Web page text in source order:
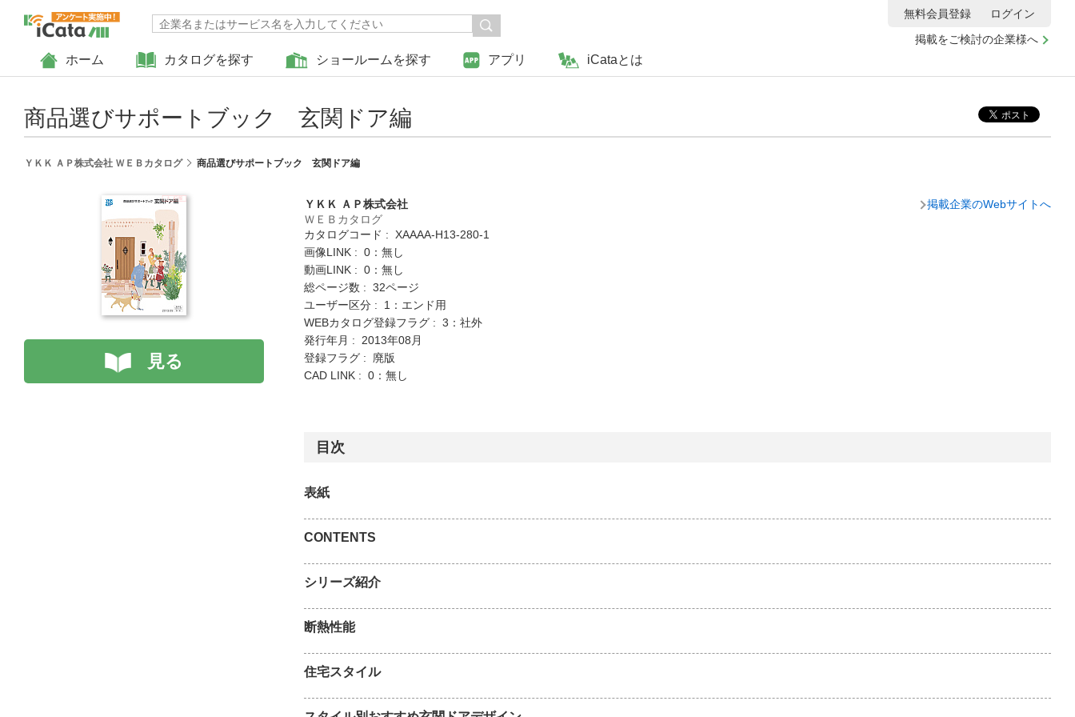
ホーム カタログを探す ショールームを探す アプリ iCataとは
掲載をご検討の企業様へ
無料会員登録 ログイン
商品選びサポートブック 玄関ドア編
ＹＫＫ ＡＰ株式会社 ＷＥＢカタログ 商品選びサポートブック 玄関ドア編
見る
ＹＫＫ ＡＰ株式会社
ＷＥＢカタログ
カタログコード : XAAAA-H13-280-1
画像LINK : 0：無し
動画LINK : 0：無し
総ページ数 : 32ページ
ユーザー区分 : 1：エンド用
WEBカタログ登録フラグ : 3：社外
発行年月 : 2013年08月
登録フラグ : 廃版
CAD LINK : 0：無し
掲載企業のWebサイトへ
目次
表紙
CONTENTS
シリーズ紹介
断熱性能
住宅スタイル